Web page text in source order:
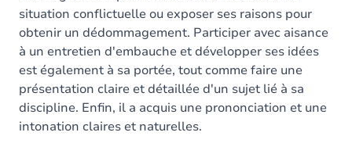
situation conflictuelle ou exposer ses raisons pour
obtenir un dédommagement. Participer avec aisance
à un entretien d'embauche et développer ses idées
est également à sa portée, tout comme faire une
présentation claire et détaillée d'un sujet lié à sa
discipline. Enfin, il a acquis une prononciation et une
intonation claires et naturelles.